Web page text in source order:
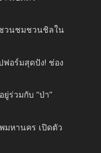
ชวนชมชวนชิลใน
ฟอร์มสุดปัง! ช่อง
ร่วมกับ “ป่า”
มหานคร เปิดตัว